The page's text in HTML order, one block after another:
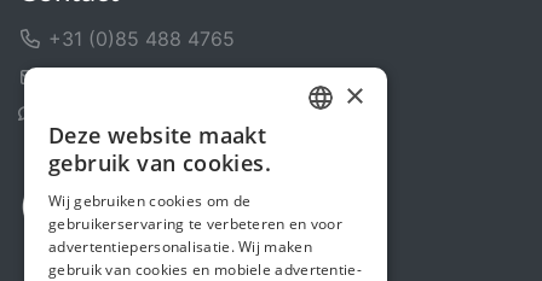
+31 (0)85 488 4765
ENGLISH
×
Deze website maakt
gebruik van cookies.
Wij gebruiken cookies om de
gebruikerservaring te verbeteren en voor
advertentiepersonalisatie. Wij maken
gebruik van cookies en mobiele advertentie-